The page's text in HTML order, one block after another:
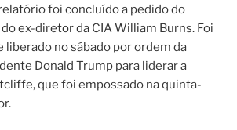
foi concluído a pedido do
ex-diretor da CIA William Burns. Foi
liberado no sábado por ordem da
Donald Trump para liderar a
que foi empossado na quinta-